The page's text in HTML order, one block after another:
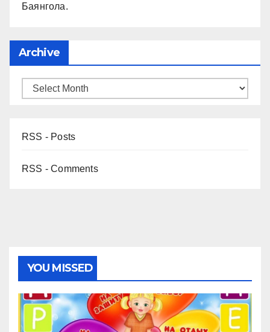
Баянгола.
Archive
RSS - Posts
RSS - Comments
YOU MISSED